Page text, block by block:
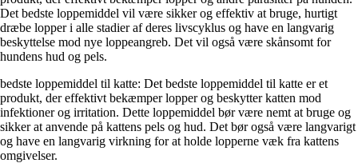
Det bedste loppemiddel vil være sikker og effektiv at bruge, hurtigt
dræbe lopper i alle stadier af deres livscyklus og have en langvarig
beskyttelse mod nye loppeangreb. Det vil også være skånsomt for
hundens hud og pels.
bedste loppemiddel til katte: Det bedste loppemiddel til katte er et
produkt, der effektivt bekæmper lopper og beskytter katten mod
infektioner og irritation. Dette loppemiddel bør være nemt at bruge og
sikker at anvende på kattens pels og hud. Det bør også være langvarigt
og have en langvarig virkning for at holde lopperne væk fra kattens
omgivelser.